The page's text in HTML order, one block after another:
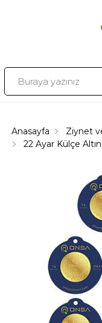
Anasayfa Ziynet
22 Ayar Külçe Altın